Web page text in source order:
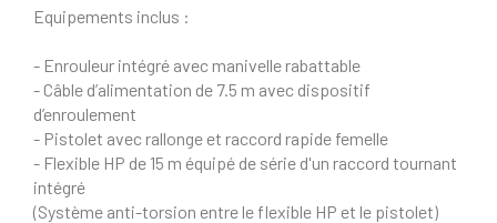
Equipements inclus :
- Enrouleur intégré avec manivelle rabattable
- Câble d’alimentation de 7.5 m avec dispositif
d’enroulement
- Pistolet avec rallonge et raccord rapide femelle
- Flexible HP de 15 m équipé de série d'un raccord tournant
intégré
(Système anti-torsion entre le flexible HP et le pistolet)